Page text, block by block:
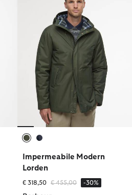
Impermeabile Modern
Lorden
€ 318,50 Prezzo ridotto da
€ 455,00a -30%